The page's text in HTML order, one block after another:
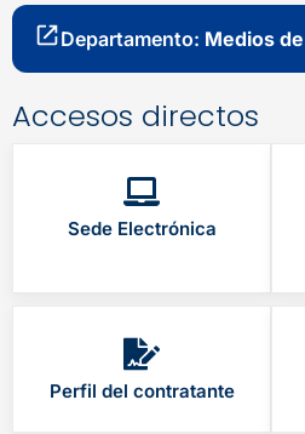
Departamento: Medios
Accesos directos
Sede Electrónica
Perfil del contratante